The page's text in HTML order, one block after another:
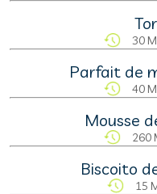
30
Parfait de
40
Mousse
260
Biscoito
15